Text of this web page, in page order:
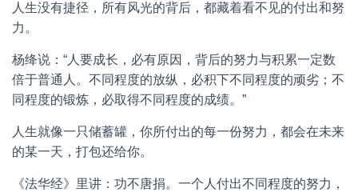
人生没有捷径，所有风光的背后，都藏着看不见的付出和努
力。
杨绛说：“人要成长，必有原因，背后的努力与积累一定数
倍于普通人。不同程度的放纵，必积下不同程度的顽劣；不
同程度的锻炼，必取得不同程度的成绩。”
人生就像一只储蓄罐，你所付出的每一份努力，都会在未来
的某一天，打包还给你。
《法华经》里讲：功不唐捐。一个人付出不同程度的努力，